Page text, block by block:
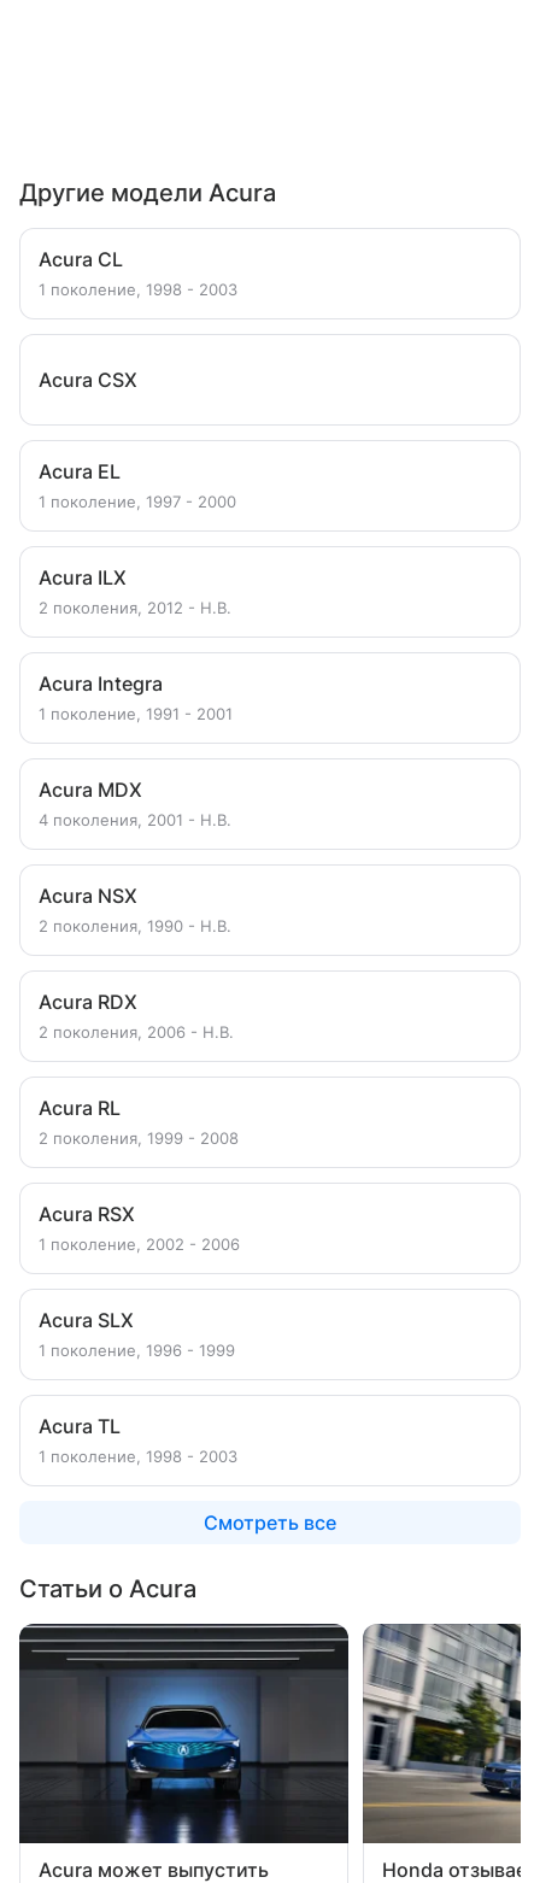
Другие модели Acura
Acura CL
1 поколение, 1998 - 2003
Acura CSX
Acura EL
1 поколение, 1997 - 2000
Acura ILX
2 поколения, 2012 - Н.В.
Acura Integra
1 поколение, 1991 - 2001
Acura MDX
4 поколения, 2001 - Н.В.
Acura NSX
2 поколения, 1990 - Н.В.
Acura RDX
2 поколения, 2006 - Н.В.
Acura RL
2 поколения, 1999 - 2008
Acura RSX
1 поколение, 2002 - 2006
Acura SLX
1 поколение, 1996 - 1999
Acura TL
1 поколение, 1998 - 2003
Смотреть все
Статьи о Acura
Acura может выпустить
Honda